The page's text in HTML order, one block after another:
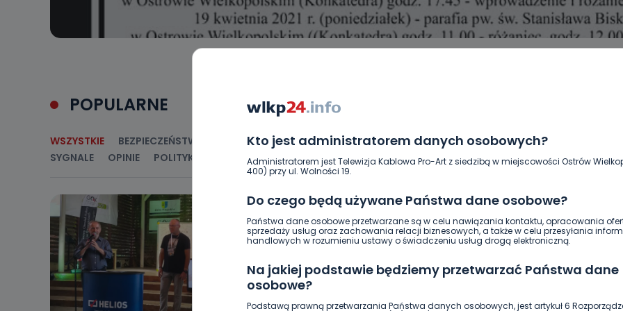
Kto jest administratorem danych osobowych?
Administratorem jest Telewizja Kablowa Pro-Art z siedzibą w miejscowości Ostrów
400) przy ul. Wolności 19.
Do czego będą używane Państwa dane osobowe?
Państwa dane osobowe przetwarzane są w celu nawiązania kontaktu, opracowania
sprzedaży usług oraz zachowania relacji biznesowych, a także w celu przesyłania
handlowych w rozumieniu ustawy o świadczeniu usług drogą elektroniczną.
Na jakiej podstawie będziemy przetwarzać Państwa dane
osobowe?
Podstawą prawną przetwarzania Państwa danych osobowych, jest artykuł 6
POPULARNE
WSZYSTKIE BEZPIECZEŃSTWO CIEKAWOSTKI EDUKACJA GOSPODARKA I FINANSE HISTORIA
SYGNALE
OPINIE POLITYKA RELIGIA SAMORZĄD ŚRODOWISKO WASZE INFO WSZYSTKICH ŚWIĘTYCH